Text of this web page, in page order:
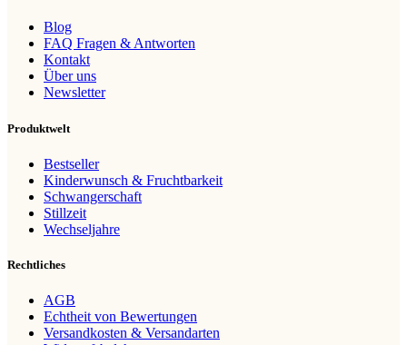
Blog
FAQ Fragen & Antworten
Kontakt
Über uns
Newsletter
Produktwelt
Bestseller
Kinderwunsch & Fruchtbarkeit
Schwangerschaft
Stillzeit
Wechseljahre
Rechtliches
AGB
Echtheit von Bewertungen
Versandkosten & Versandarten